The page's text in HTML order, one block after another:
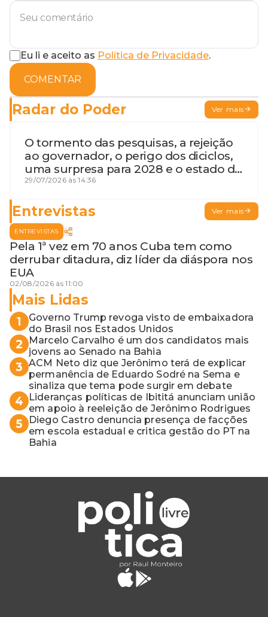
Eu li e aceito as Política de Privacidade.
COMENTAR
Radar do Poder Ver mais
O tormento das pesquisas, a rejeição
ao governador, o perigo dos diciclos,
uma surpresa para 2028 e o estado de
terceira guerra mundial
29/07/2026 às 14:36
Entrevistas Ver mais
ENTREVISTAS
Pela 1ª vez em 70 anos Cuba tem como
derrubar ditadura, diz líder da diáspora nos
EUA
02/08/2026 às 11:00
Mais Lidas
1
Governo Trump revoga visto de embaixadora
do Brasil nos Estados Unidos
2
Marcelo Carvalho é um dos candidatos mais
jovens ao Senado na Bahia
3 ACM Neto diz que Jerônimo terá de explicar
permanência de Eduardo Sodré na Sema e
sinaliza que tema pode surgir em debate
4
Lideranças políticas de Ibititá anunciam união
em apoio à reeleição de Jerônimo Rodrigues
5
Diego Castro denuncia presença de facções
em escola estadual e critica gestão do PT na
Bahia